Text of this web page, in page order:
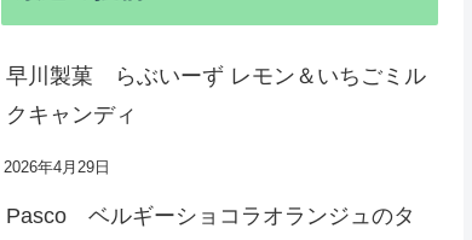
早川製菓 らぶいーず レモン＆いちごミル
クキャンディ
2026年4月29日
Pasco ベルギーショコラオランジュのタ